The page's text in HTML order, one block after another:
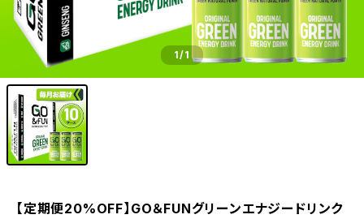
1/1
【定期便20%OFF】GO＆FUNグリーンエナジードリンク